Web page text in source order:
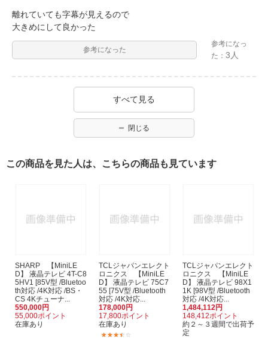
離れていても字幕が見えるので
大きめにして良かった
参考になった
参考になっ
た：3人
すべて見る
閉じる
この商品を見た人は、こちらの商品も見ています
SHARP 【MiniLE
D】 液晶テレビ 4T-C8
5HV1 [85V型 /Bluetoo
th対応 /4K対応 /BS・
CS 4Kチューナ...
550,000円
55,000ポイント
在庫あり
TCLジャパンエレクト
ロニクス 【MiniLE
D】 液晶テレビ 75C7
55 [75V型 /Bluetooth
対応 /4K対応...
178,000円
17,800ポイント
在庫あり
TCLジャパンエレクト
ロニクス 【MiniLE
D】 液晶テレビ 98X1
1K [98V型 /Bluetooth
対応 /4K対応...
1,484,112円
148,412ポイント
約２～３週間で出荷予
定